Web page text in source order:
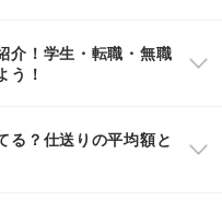
介！学生・転職・無職
う！
る？仕送りの平均額と